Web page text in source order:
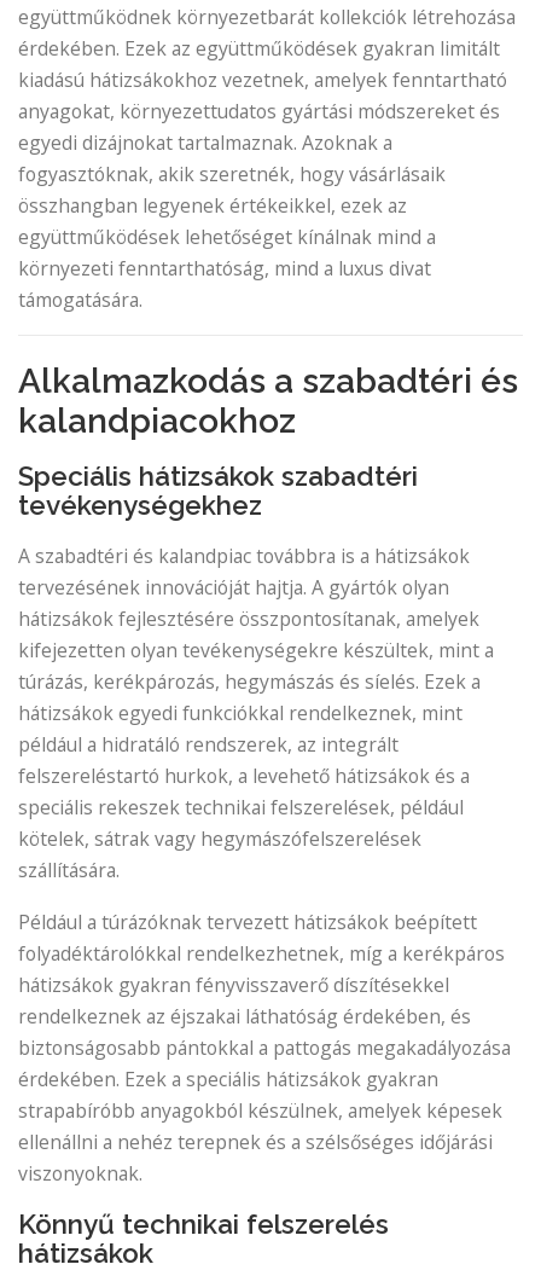
együttműködnek környezetbarát kollekciók létrehozása
érdekében. Ezek az együttműködések gyakran limitált
kiadású hátizsákokhoz vezetnek, amelyek fenntartható
anyagokat, környezettudatos gyártási módszereket és
egyedi dizájnokat tartalmaznak. Azoknak a
fogyasztóknak, akik szeretnék, hogy vásárlásaik
összhangban legyenek értékeikkel, ezek az
együttműködések lehetőséget kínálnak mind a
környezeti fenntarthatóság, mind a luxus divat
támogatására.
Alkalmazkodás a szabadtéri és
kalandpiacokhoz
Speciális hátizsákok szabadtéri
tevékenységekhez
A szabadtéri és kalandpiac továbbra is a hátizsákok
tervezésének innovációját hajtja. A gyártók olyan
hátizsákok fejlesztésére összpontosítanak, amelyek
kifejezetten olyan tevékenységekre készültek, mint a
túrázás, kerékpározás, hegymászás és síelés. Ezek a
hátizsákok egyedi funkciókkal rendelkeznek, mint
például a hidratáló rendszerek, az integrált
felszereléstartó hurkok, a levehető hátizsákok és a
speciális rekeszek technikai felszerelések, például
kötelek, sátrak vagy hegymászófelszerelések
szállítására.
Például a túrázóknak tervezett hátizsákok beépített
folyadéktárolókkal rendelkezhetnek, míg a kerékpáros
hátizsákok gyakran fényvisszaverő díszítésekkel
rendelkeznek az éjszakai láthatóság érdekében, és
biztonságosabb pántokkal a pattogás megakadályozása
érdekében. Ezek a speciális hátizsákok gyakran
strapabíróbb anyagokból készülnek, amelyek képesek
ellenállni a nehéz terepnek és a szélsőséges időjárási
viszonyoknak.
Könnyű technikai felszerelés
hátizsákok